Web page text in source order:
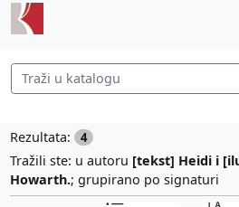
Rezultata: 4
Tražili ste: u autoru [tekst] Heidi i
Howarth.; grupirano po signaturi